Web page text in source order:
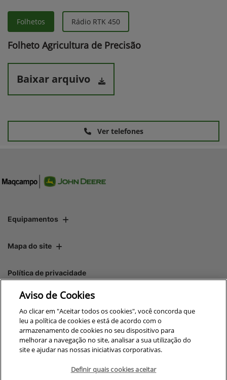
Folhetos Rádio RTK 450
Folheto Agricultura de Precisão
Baixar arquivo
Ver telefones
Equipamentos
Mapa do site
Política de privacidade
CNPJ: 00.970.771/0001-01
No trânsito, enxergar o outro
Aviso de Cookies
Ao clicar em "Aceitar todos os cookies", você concorda que
leu a política de cookies e está de acordo com o
armazenamento de cookies no seu dispositivo para
melhorar a navegação no site, analisar a sua utilização do
site e ajudar nas nossas iniciativas corporativas.
Definir quais cookies aceitar